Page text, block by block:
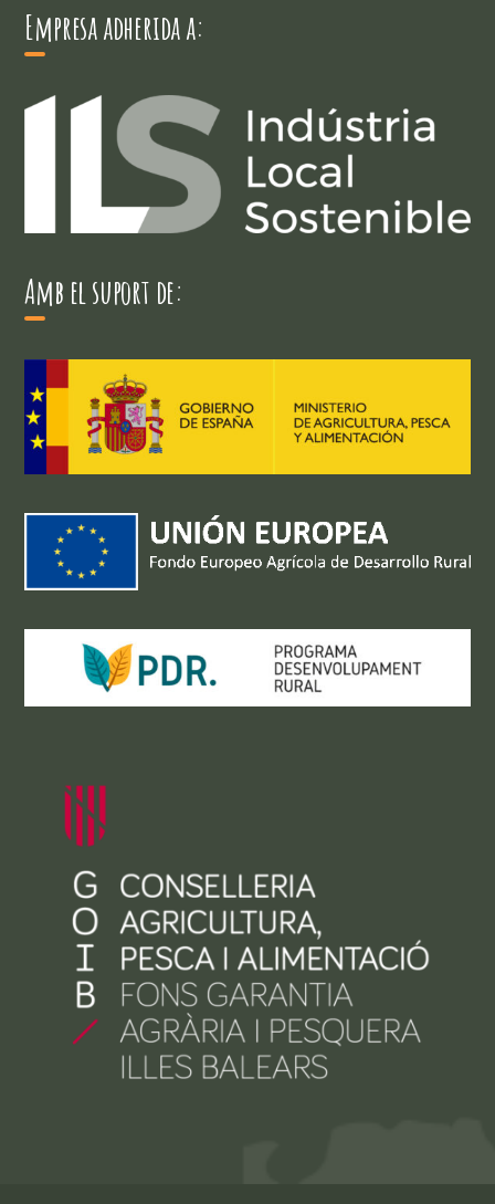
Empresa adherida a:
Amb el suport de: